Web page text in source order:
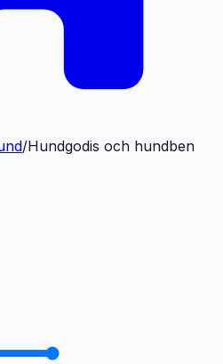
/Hundgodis och hundben